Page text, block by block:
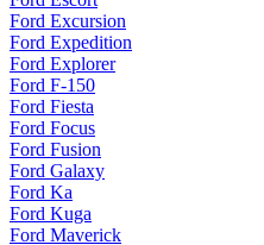
Ford Excursion
Ford Expedition
Ford Explorer
Ford F-150
Ford Fiesta
Ford Focus
Ford Fusion
Ford Galaxy
Ford Ka
Ford Kuga
Ford Maverick